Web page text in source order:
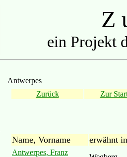
Z
ein Projekt
Antwerpes
Zurück
Zur
Name, Vorname erwähnt in
Antwerpes, Franz